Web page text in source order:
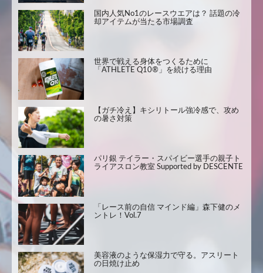
国内人気No1のレースウエアは？ 話題の冷
却アイテムが当たる市場調査
世界で戦える身体をつくるために
「ATHLETE Q10®」を続ける理由
【ガチ冷え】キシリトール強冷感で、攻め
の暑さ対策
パリ銀 テイラー・スパイビー選手の親子ト
ライアスロン教室 Supported by DESCENTE
「レース前の自信 マインド編」森下健のメ
ントレ！Vol.7
美容液のような保湿力で守る。アスリート
の日焼け止め